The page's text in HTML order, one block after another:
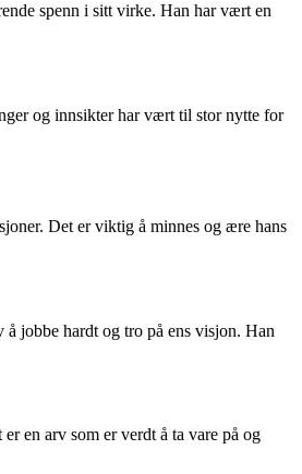
spenn i sitt virke. Han har vært en
og innsikter har vært til stor nytte for
Det er viktig å minnes og ære hans
jobbe hardt og tro på ens visjon. Han
en arv som er verdt å ta vare på og